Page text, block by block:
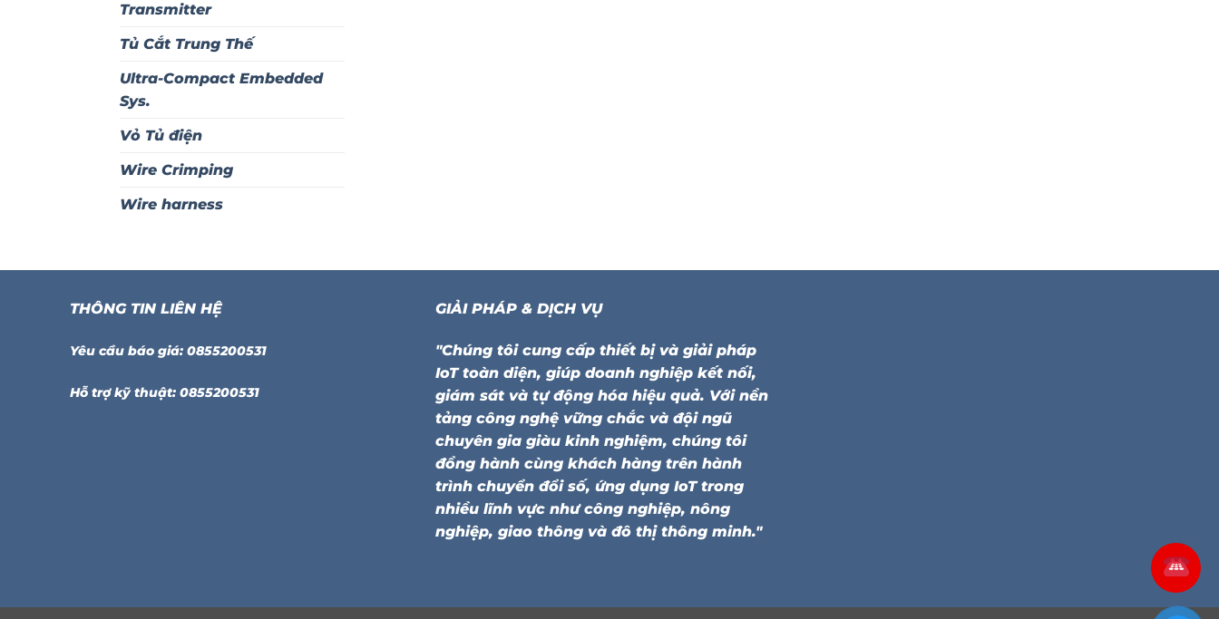
Transmitter
Tủ Cắt Trung Thế
Ultra-Compact Embedded
Sys.
Vỏ Tủ điện
Wire Crimping
Wire harness
THÔNG TIN LIÊN HỆ
Yêu cầu báo giá: 0855200531
Hỗ trợ kỹ thuật: 0855200531
GIẢI PHÁP & DỊCH VỤ
"Chúng tôi cung cấp thiết bị và giải pháp
IoT toàn diện, giúp doanh nghiệp kết nối,
giám sát và tự động hóa hiệu quả. Với nền
tảng công nghệ vững chắc và đội ngũ
chuyên gia giàu kinh nghiệm, chúng tôi
đồng hành cùng khách hàng trên hành
trình chuyển đổi số, ứng dụng IoT trong
nhiều lĩnh vực như công nghiệp, nông
nghiệp, giao thông và đô thị thông minh."